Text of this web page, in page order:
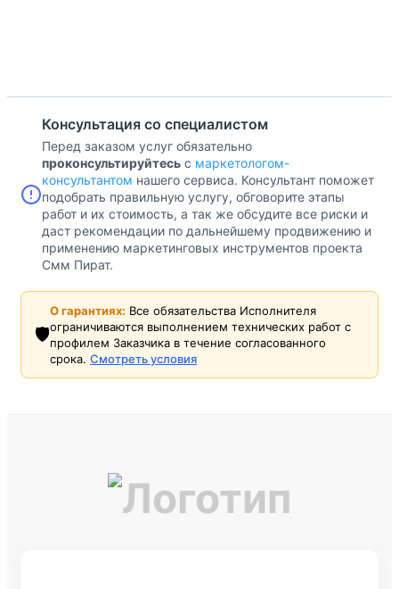
Консультация со специалистом
Перед заказом услуг обязательно
проконсультируйтесь с маркетологом-
консультантом нашего сервиса. Консультант поможет
подобрать правильную услугу, обговорите этапы
работ и их стоимость, а так же обсудите все риски и
даст рекомендации по дальнейшему продвижению и
применению маркетинговых инструментов проекта
Смм Пират.
🛡️
О гарантиях: Все обязательства Исполнителя
ограничиваются выполнением технических работ с
профилем Заказчика в течение согласованного
срока. Смотреть условия